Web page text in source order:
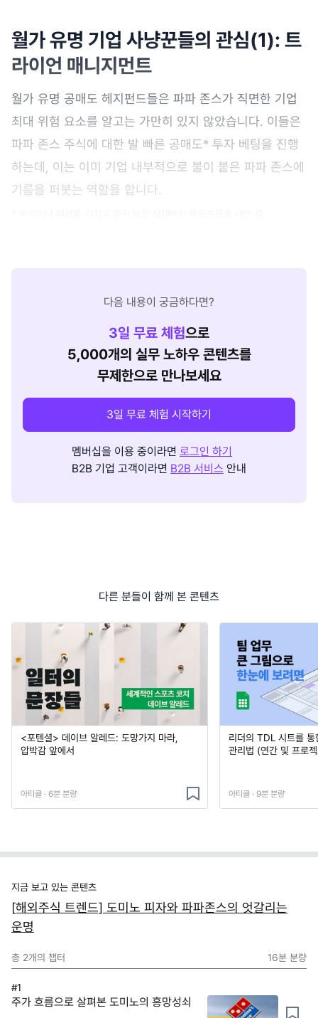
월가 유명 기업 사냥꾼들의 관심(1): 트
라이언 매니지먼트
월가 유명 공매도 헤지펀드들은 파파 존스가 직면한 기업
최대 위험 요소를 알고는 가만히 있지 않았습니다. 이들은
파파 존스 주식에 대한 발 빠른 공매도* 투자 베팅을 진행
하는데, 이는 이미 기업 내부적으로 불이 붙은 파파 존스에
기름을 퍼붓는 역할을 합니다.
다음 내용이 궁금하다면?
3일 무료 체험으로
5,000개의 실무 노하우 콘텐츠를
무제한으로 만나보세요
3일 무료 체험 시작하기
멤버십을 이용 중이라면 로그인 하기
B2B 기업 고객이라면 B2B 서비스 안내
다른 분들이 함께 본 콘텐츠
<포텐셜> 데이브 알레드: 도망가지 마라,
압박감 앞에서
아티클 · 6분 분량
리더의 TDL 시트를
관리법 (연간 및 프로
아티클 · 9분 분량
지금 보고 있는 콘텐츠
[해외주식 트렌드] 도미노 피자와 파파존스의 엇갈리는
운명
총 2개의 챕터 16분 분량
#1
주가 흐름으로 살펴본 도미노의 흥망성쇠